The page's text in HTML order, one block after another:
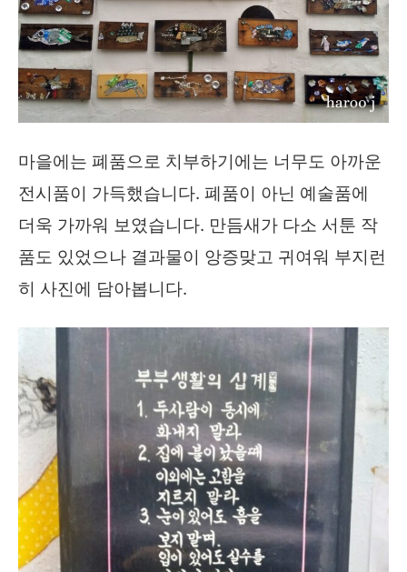
마을에는 폐품으로 치부하기에는 너무도 아까운
전시품이 가득했습니다. 폐품이 아닌 예술품에
더욱 가까워 보였습니다. 만듬새가 다소 서툰 작
품도 있었으나 결과물이 앙증맞고 귀여워 부지런
히 사진에 담아봅니다.